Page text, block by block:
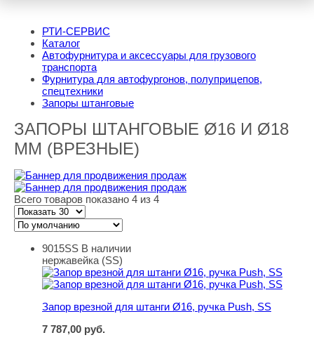
РТИ-СЕРВИС
Каталог
Автофурнитура и аксессуары для грузового
транспорта
Фурнитура для автофургонов, полуприцепов,
спецтехники
Запоры штанговые
ЗАПОРЫ ШТАНГОВЫЕ Ø16 И Ø18
ММ (ВРЕЗНЫЕ)
Всего товаров показано 4 из 4
Запор врезной для штанги Ø16, ручка Push, SS
9015SS В наличии
нержавейка (SS)
Запор врезной для штанги Ø16, ручка Push, SS
7 787,00 руб.